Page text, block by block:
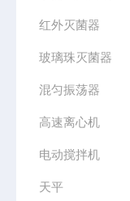
红外灭菌器
玻璃珠灭菌器
混匀振荡器
高速离心机
电动搅拌机
天平